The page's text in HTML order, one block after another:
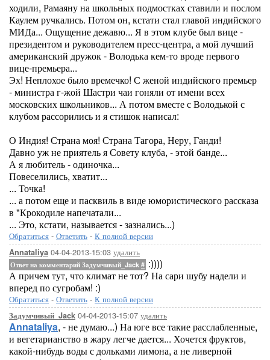
ходили, Рамаяну на школьных подмостках ставили и послом
Каулем ручкались. Потом он, кстати стал главой индийского
МИДа... Ощущение дежавю... Я в этом клубе был вице -
президентом и руководителем пресс-центра, а мой лучший
американский дружок - Володька кем-то вроде первого
вице-премьера...
Эх! Неплохое было времечко! С женой индийского премьер
- министра г-жой Шастри чаи гоняли от имени всех
московских школьников... А потом вместе с Володькой с
клубом рассорились и я стишок написал:
О Индия! Страна моя! Страна Тагора, Неру, Ганди!
Давно уж не приятель я Совету клуба, - этой банде...
А я любитель - одиночка...
Повеселились, хватит...
... Точка!
... а потом еще и пасквиль в виде юмористического рассказа
в "Крокодиле напечатали...
... Это, кстати, называется - зазнались...)
Обратиться - Ответить - К полной версии
Annataliya 04-04-2013-15:03 удалить
Ответ на комментарий Задумчивый_Jack # :))))
А причем тут, что климат не тот? На сари шубу надели и
вперед по сугробам! :)
Обратиться - Ответить - К полной версии
Задумчивый_Jack 04-04-2013-15:07 удалить
Annataliya, - не думаю...) На юге все такие расслабленные,
и вегетарианство в жару легче дается... Хочется фруктов,
какой-нибудь воды с дольками лимона, а не ливерной